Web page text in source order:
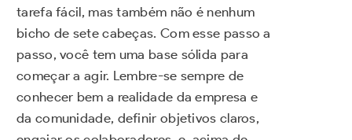
tarefa fácil, mas também não é nenhum
bicho de sete cabeças. Com esse passo a
passo, você tem uma base sólida para
começar a agir. Lembre-se sempre de
conhecer bem a realidade da empresa e
da comunidade, definir objetivos claros,